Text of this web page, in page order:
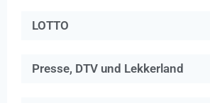
LOTTO
Presse, DTV und Lekkerland